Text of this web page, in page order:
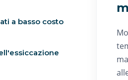
a basso costo